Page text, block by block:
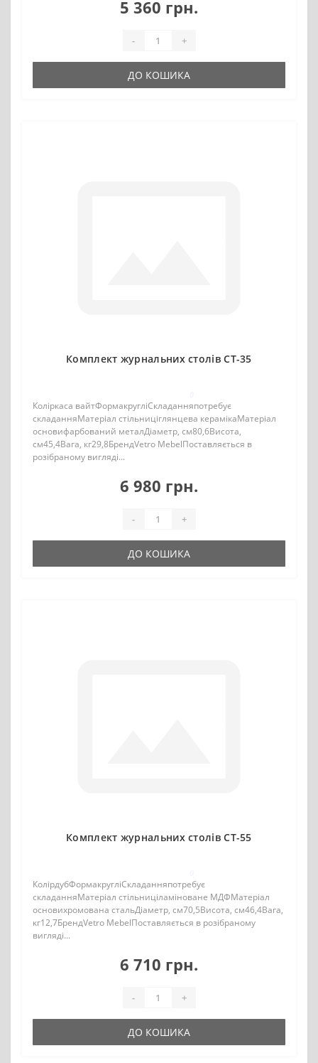
5 360 грн.
- +
ДО КОШИКА
Комплект журнальних столів CT-35
Коліркаса вайтФормакругліСкладанняпотребує
складанняМатеріал стільниціглянцева керамікаМатеріал
основифарбований металДіаметр, см80,6Висота,
см45,4Вага, кг29,8БрендVetro MebelПоставляється в
розібраному вигляді...
6 980 грн.
- +
ДО КОШИКА
Комплект журнальних столів CT-55
КолірдубФормакругліСкладанняпотребує
складанняМатеріал стільниціламіноване МДФМатеріал
основихромована стальДіаметр, см70,5Висота, см46,4Вага,
кг12,7БрендVetro MebelПоставляється в розібраному
вигляді...
6 710 грн.
- +
ДО КОШИКА